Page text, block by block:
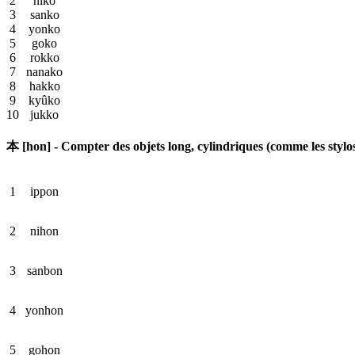
3
sanko
4
yonko
5
goko
6
rokko
7
nanako
8
hakko
9
kyûko
10
jukko
本 [hon] - Compter des objets long, cylindriques (comme les
1 ippon
2 nihon
3 sanbon
4 yonhon
5 gohon